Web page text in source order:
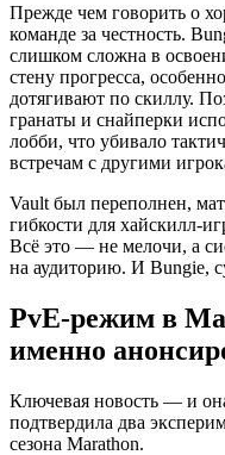
Прежде чем говорить о
команде за честность.
слишком сложна в
стену прогресса,
дотягивают по скиллу.
гранаты и снайперки
лобби, что убивало
встречам с другими
Vault был переполнен,
гибкости для хайскилл-
Всё это — не мелочи, а
на аудиторию. И Bungie,
PvE-режим в
именно
Ключевая новость — и
подтвердила два
сезона Marathon.